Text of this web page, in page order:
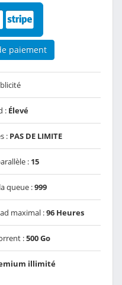
paiement
: Élevé
: PAS DE LIMITE
: 15
queue :999
maximal :96 Heures
:500 Go
illimité